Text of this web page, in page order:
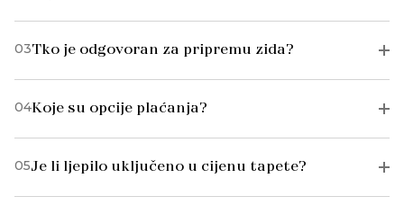
03Tko je odgovoran za pripremu zida?
04Koje su opcije plaćanja?
05Je li ljepilo uključeno u cijenu tapete?